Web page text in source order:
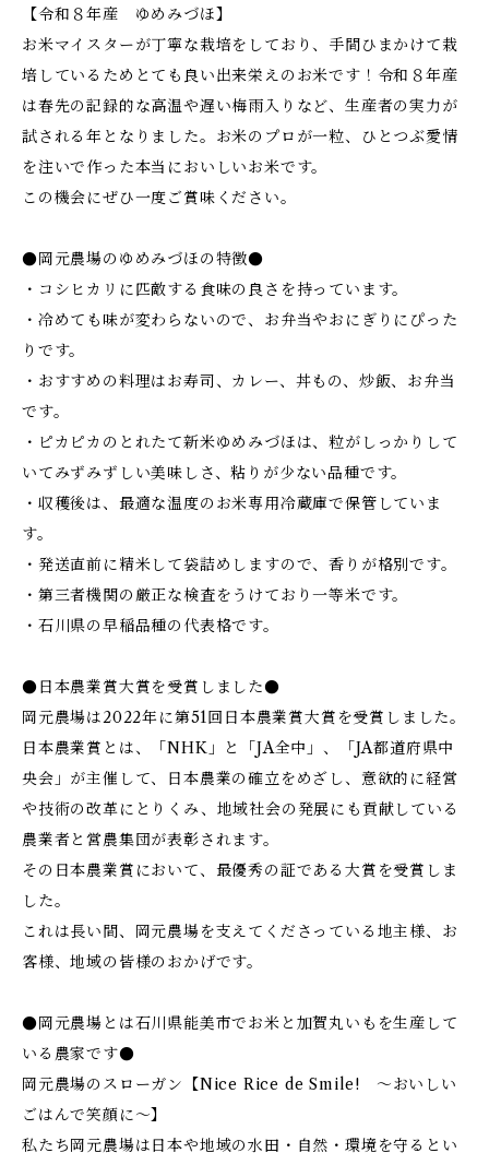
【令和８年産 ゆめみづほ】
お米マイスターが丁寧な栽培をしており、手間ひまかけて栽
培しているためとても良い出来栄えのお米です！令和８年産
は春先の記録的な高温や遅い梅雨入りなど、生産者の実力が
試される年となりました。お米のプロが一粒、ひとつぶ愛情
を注いで作った本当においしいお米です。
この機会にぜひ一度ご賞味ください。
●岡元農場のゆめみづほの特徴●
・コシヒカリに匹敵する食味の良さを持っています。
・冷めても味が変わらないので、お弁当やおにぎりにぴった
りです。
・おすすめの料理はお寿司、カレー、丼もの、炒飯、お弁当
です。
・ピカピカのとれたて新米ゆめみづほは、粒がしっかりして
いてみずみずしい美味しさ、粘りが少ない品種です。
・収穫後は、最適な温度のお米専用冷蔵庫で保管していま
す。
・発送直前に精米して袋詰めしますので、香りが格別です。
・第三者機関の厳正な検査をうけており一等米です。
・石川県の早稲品種の代表格です。
●日本農業賞大賞を受賞しました●
岡元農場は2022年に第51回日本農業賞大賞を受賞しました。
日本農業賞とは、「NHK」と「JA全中」、「JA都道府県中
央会」が主催して、日本農業の確立をめざし、意欲的に経営
や技術の改革にとりくみ、地域社会の発展にも貢献している
農業者と営農集団が表彰されます。
その日本農業賞において、最優秀の証である大賞を受賞しま
した。
これは長い間、岡元農場を支えてくださっている地主様、お
客様、地域の皆様のおかげです。
●岡元農場とは石川県能美市でお米と加賀丸いもを生産して
いる農家です●
岡元農場のスローガン【Nice Rice de Smile! ～おいしい
ごはんで笑顔に～】
私たち岡元農場は日本や地域の水田・自然・環境を守るとい